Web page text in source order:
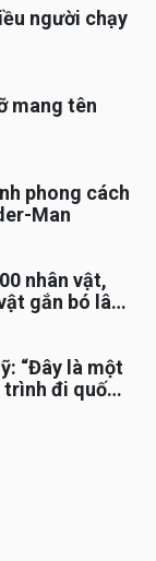
người chạy
mang tên
phong cách
Man
nhân vật,
gắn bó lâu
“Đây là một
đi quốc